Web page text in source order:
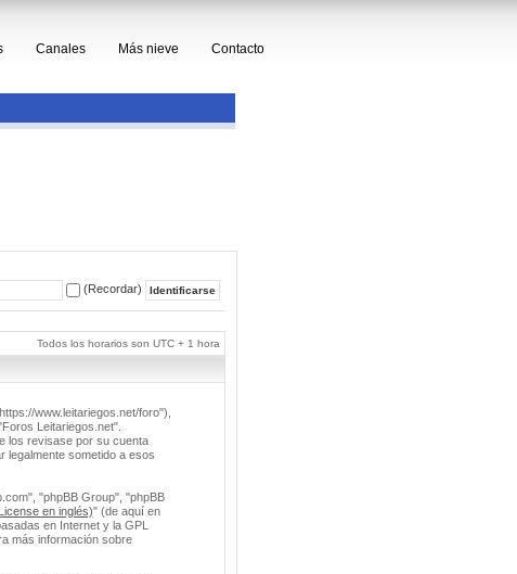
Canales Más nieve Contacto
(Recordar)
Todos los horarios son UTC + 1 hora
www.leitariegos.net/foro"),
Leitariegos.net".
los revisase por su cuenta
legalmente sometido a esos
"phpBB Group", "phpBB
en inglés)" (de aquí en
en Internet y la GPL
más información sobre